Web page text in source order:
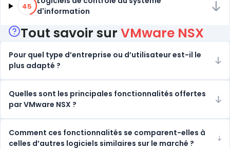
45 d'information
Tout savoir sur VMware NSX
Pour quel type d’entreprise ou d’utilisateur est-il le
plus adapté ?
Quelles sont les principales fonctionnalités offertes
par VMware NSX ?
Comment ces fonctionnalités se comparent-elles à
celles d’autres logiciels similaires sur le marché ?